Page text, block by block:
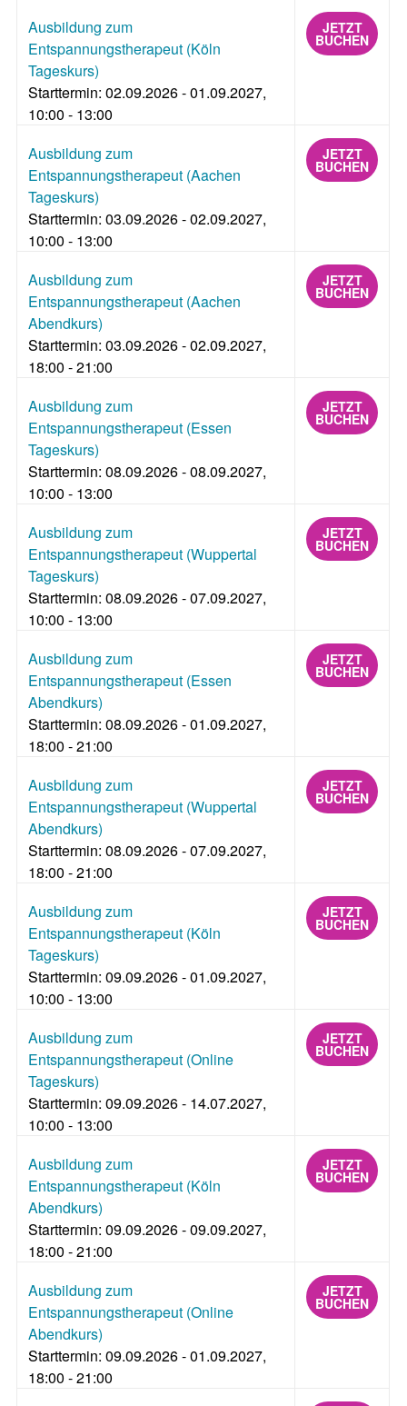
Ausbildung zum
Entspannungstherapeut (Köln
Tageskurs)
Starttermin: 02.09.2026 - 01.09.2027,
10:00 - 13:00
JETZT
BUCHEN
Ausbildung zum
Entspannungstherapeut (Aachen
Tageskurs)
Starttermin: 03.09.2026 - 02.09.2027,
10:00 - 13:00
JETZT
BUCHEN
Ausbildung zum
Entspannungstherapeut (Aachen
Abendkurs)
Starttermin: 03.09.2026 - 02.09.2027,
18:00 - 21:00
JETZT
BUCHEN
Ausbildung zum
Entspannungstherapeut (Essen
Tageskurs)
Starttermin: 08.09.2026 - 08.09.2027,
10:00 - 13:00
JETZT
BUCHEN
Ausbildung zum
Entspannungstherapeut (Wuppertal
Tageskurs)
Starttermin: 08.09.2026 - 07.09.2027,
10:00 - 13:00
JETZT
BUCHEN
Ausbildung zum
Entspannungstherapeut (Essen
Abendkurs)
Starttermin: 08.09.2026 - 01.09.2027,
18:00 - 21:00
JETZT
BUCHEN
Ausbildung zum
Entspannungstherapeut (Wuppertal
Abendkurs)
Starttermin: 08.09.2026 - 07.09.2027,
18:00 - 21:00
JETZT
BUCHEN
Ausbildung zum
Entspannungstherapeut (Köln
Tageskurs)
Starttermin: 09.09.2026 - 01.09.2027,
10:00 - 13:00
JETZT
BUCHEN
Ausbildung zum
Entspannungstherapeut (Online
Tageskurs)
Starttermin: 09.09.2026 - 14.07.2027,
10:00 - 13:00
JETZT
BUCHEN
Ausbildung zum
Entspannungstherapeut (Köln
Abendkurs)
Starttermin: 09.09.2026 - 09.09.2027,
18:00 - 21:00
JETZT
BUCHEN
Ausbildung zum
Entspannungstherapeut (Online
Abendkurs)
Starttermin: 09.09.2026 - 01.09.2027,
18:00 - 21:00
JETZT
BUCHEN